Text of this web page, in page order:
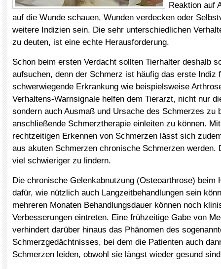
Reaktion auf
auf die Wunde schauen, Wunden verdecken oder
weitere Indizien sein. Die sehr unterschiedlichen
zu deuten, ist eine echte Herausforderung.
Schon beim ersten Verdacht sollten Tierhalter deshalb
aufsuchen, denn der Schmerz ist häufig das erste Indiz
schwerwiegende Erkrankung wie beispielsweise
Verhaltens-Warnsignale helfen dem Tierarzt, nicht nur
sondern auch Ausmaß und Ursache des Schmerzes zu
anschließende Schmerztherapie einleiten zu können.
rechtzeitigen Erkennen von Schmerzen lässt sich
aus akuten Schmerzen chronische Schmerzen werden.
viel schwieriger zu lindern.
Die chronische Gelenkabnutzung (Osteoarthrose) beim
dafür, wie nützlich auch Langzeitbehandlungen sein
mehreren Monaten Behandlungsdauer können noch
Verbesserungen eintreten. Eine frühzeitige Gabe von
verhindert darüber hinaus das Phänomen des
Schmerzgedächtnisses, bei dem die Patienten auch
Schmerzen leiden, obwohl sie längst wieder gesund